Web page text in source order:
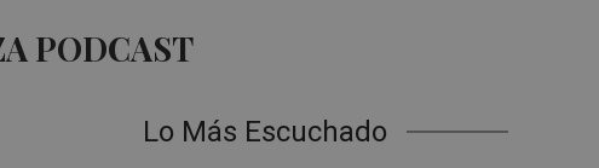
PODCAST
Lo Más Escuchado